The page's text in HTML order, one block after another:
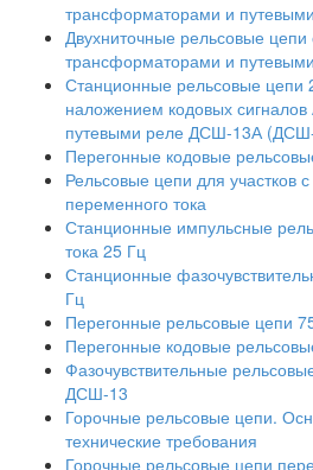
трансформаторами и
Двухниточные рельсовые цепи
трансформаторами и
Станционные рельсовые цепи
наложением кодовых
путевыми реле ДСШ-13А
Перегонные кодовые
Рельсовые цепи для участков с
переменного тока
Станционные импульсные
тока 25 Гц
Станционные
Гц
Перегонные рельсовые цепи
Перегонные кодовые
Фазочувствительные
ДСШ-13
Горочные рельсовые цепи.
технические требования
Горочные рельсовые цепи